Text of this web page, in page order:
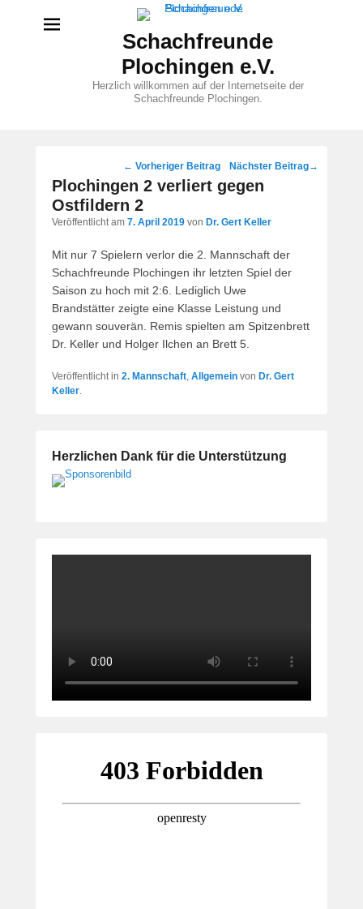
Schachfreunde
Plochingen e.V.
Herzlich willkommen auf der Internetseite der
Schachfreunde Plochingen.
Beitragsnavigation
← Vorheriger Beitrag Nächster Beitrag→
Plochingen 2 verliert gegen
Ostfildern 2
Veröffentlicht am 7. April 2019 von Dr. Gert Keller
Mit nur 7 Spielern verlor die 2. Mannschaft der
Schachfreunde Plochingen ihr letzten Spiel der
Saison zu hoch mit 2:6. Lediglich Uwe
Brandstätter zeigte eine Klasse Leistung und
gewann souverän. Remis spielten am Spitzenbrett
Dr. Keller und Holger Ilchen an Brett 5.
Veröffentlicht in 2. Mannschaft, Allgemein von Dr. Gert
Keller.
Herzlichen Dank für die Unterstützung